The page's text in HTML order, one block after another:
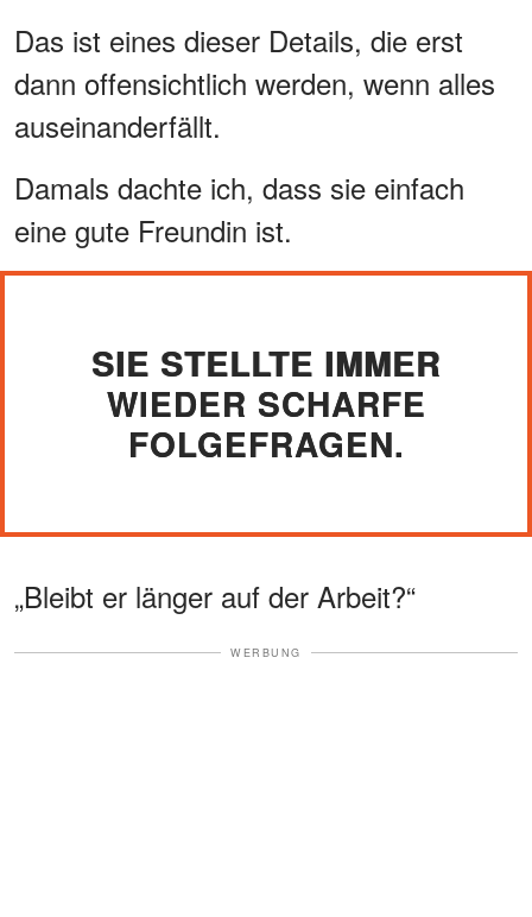
Das ist eines dieser Details, die erst
dann offensichtlich werden, wenn alles
auseinanderfällt.
Damals dachte ich, dass sie einfach
eine gute Freundin ist.
SIE STELLTE IMMER
WIEDER SCHARFE
FOLGEFRAGEN.
„Bleibt er länger auf der Arbeit?“
WERBUNG